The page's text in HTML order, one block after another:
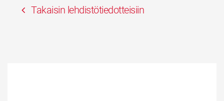
Takaisin lehdistötiedotteisiin